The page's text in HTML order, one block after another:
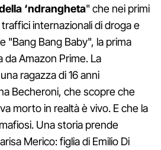
‘ndrangheta" che nei primi
internazionali di droga e
"Bang Bang Baby", la prima
da Amazon Prime. La
ragazza di 16 anni
Becheroni, che scopre che
morto in realtà è vivo. E che la
Una storia prende
Merico: figlia di Emilio Di